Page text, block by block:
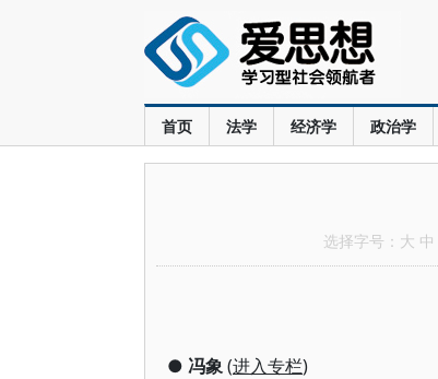
首页 法学 经济学 政治学
选择字号： 大 中
● 冯象(进入专栏)